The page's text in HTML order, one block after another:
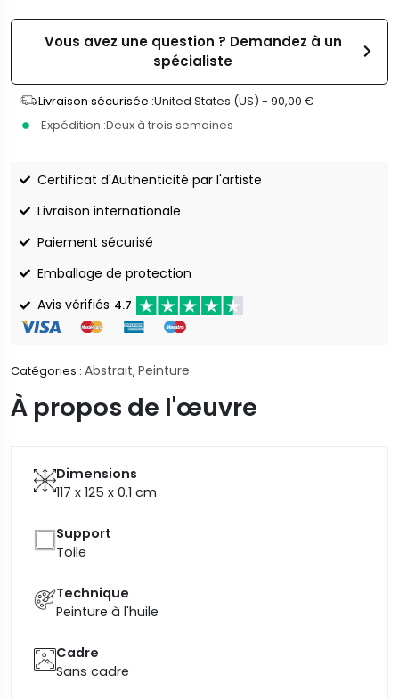
Vous avez une question ? Demandez à un
spécialiste
Livraison sécurisée :United States (US) - 90,00 €
Expédition :Deux à trois semaines
Certificat d'Authenticité par l'artiste
Livraison internationale
Paiement sécurisé
Emballage de protection
Avis vérifiés 4.7
Catégories : Abstrait, Peinture
À propos de l'œuvre
Dimensions
117 x 125 x 0.1 cm
Support
Toile
Technique
Peinture à l'huile
Cadre
Sans cadre